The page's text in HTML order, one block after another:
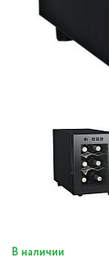
В наличии